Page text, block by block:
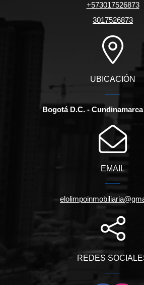
+573017526873
3017526873
UBICACIÓN
Bogotá D.C. -
EMAIL
REDES